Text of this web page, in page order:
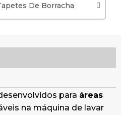
De Borracha
para áreas
na máquina de lavar